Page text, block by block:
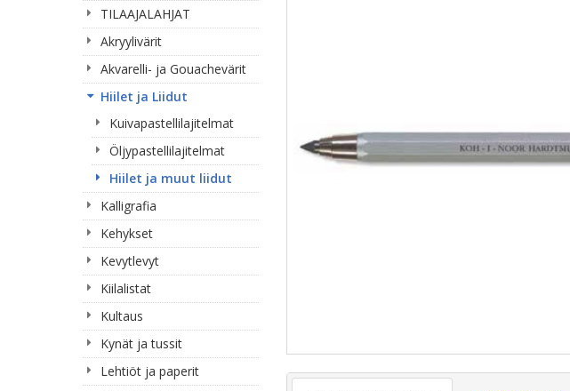
TILAAJALAHJAT
Akryylivärit
Akvarelli- ja Gouachevärit
Hiilet ja Liidut
Kuivapastellilajitelmat
Öljypastellilajitelmat
Hiilet ja muut liidut
Kalligrafia
Kehykset
Kevytlevyt
Kiilalistat
Kultaus
Kynät ja tussit
Lehtiöt ja paperit